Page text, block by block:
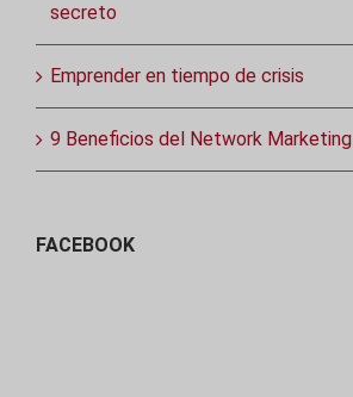
secreto
Emprender en tiempo de crisis
9 Beneficios del Network Marketing
FACEBOOK